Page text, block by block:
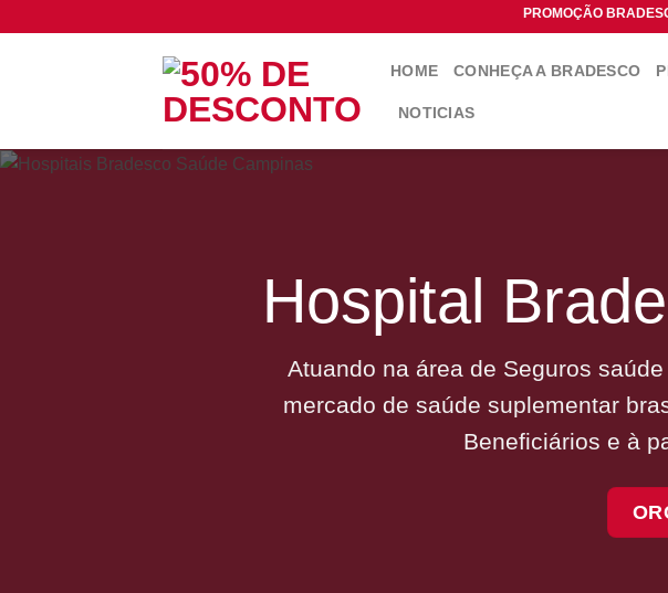
PROMOÇÃO
HOME CONHEÇA A BRADESCO
NOTICIAS
Hospital
Atuando na área de Seguros
mercado de saúde suplementar
Beneficiários e à